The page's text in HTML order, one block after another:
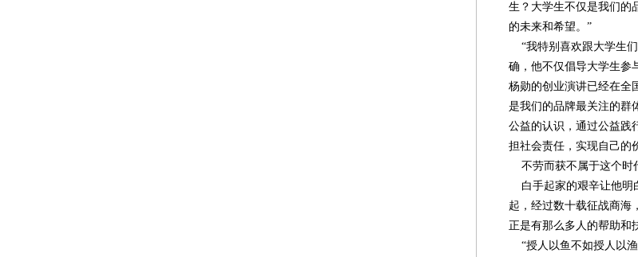
生？大学生不仅是我们的
的未来和希望。”
“我特别喜欢跟大学生
确，他不仅倡导大学生参
杨勋的创业演讲已经在全
是我们的品牌最关注的群
公益的认识，通过公益践
担社会责任，实现自己的
不劳而获不属于这个时
白手起家的艰辛让他明
起，经过数十载征战商海
正是有那么多人的帮助和
“授人以鱼不如授人以